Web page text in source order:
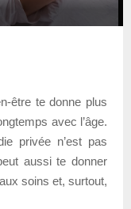
être te donne plus
avec l’âge.
privée n’est pas
aussi te donner
soins et, surtout,